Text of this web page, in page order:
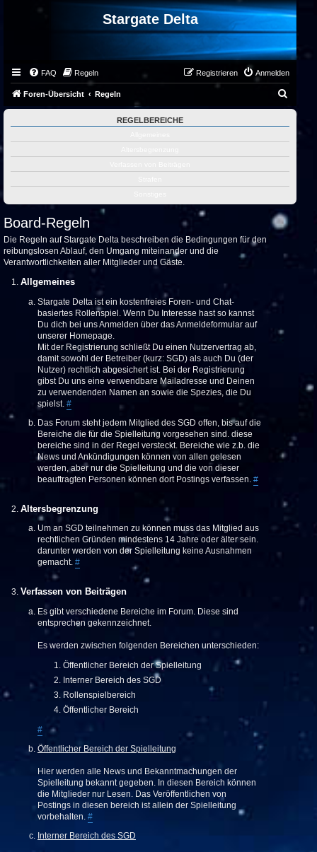
Stargate Delta
FAQ Regeln Anmelden
Registrieren
Foren-Übersicht Regeln
u
c
h
REGELBEREICHE
Board-Regeln
Die Regeln auf Stargate Delta beschreiben die Bedingungen für den
reibungslosen Ablauf, den Umgang miteinander und die
Verantwortlichkeiten aller Mitglieder und Gäste.
Allgemeines
Stargate Delta ist ein kostenfreies Foren- und Chat-
basiertes Rollenspiel. Wenn Du Interesse hast so kannst
Du dich bei uns Anmelden über das Anmeldeformular auf
unserer Homepage.
Mit der Registrierung schließt Du einen Nutzervertrag ab,
damit sowohl der Betreiber (kurz: SGD) als auch Du (der
Nutzer) rechtlich abgesichert ist. Bei der Registrierung
gibst Du uns eine verwendbare Mailadresse und Deinen
zu verwendenden Namen an sowie die Spezies, die Du
spielst. #
Das Forum steht jedem Mitglied des SGD offen, bis auf die
Bereiche die für die Spielleitung vorgesehen sind. diese
bereiche sind in der Regel versteckt. Bereiche wie z.b. die
News und Ankündigungen können von allen gelesen
werden, aber nur die Spielleitung und die von dieser
beauftragten Personen können dort Postings verfassen. #
Altersbegrenzung
Um an SGD teilnehmen zu können muss das Mitglied aus
rechtlichen Gründen mindestens 14 Jahre oder älter sein.
darunter werden von der Spielleitung keine Ausnahmen
gemacht. #
Verfassen von Beiträgen
Es gibt verschiedene Bereiche im Forum. Diese sind
entsprechen gekennzeichnet.
Es werden zwischen folgenden Bereichen unterschieden:
Öffentlicher Bereich der Spielleitung
Interner Bereich des SGD
Rollenspielbereich
Öffentlicher Bereich
#
Öffentlicher Bereich der Spielleitung
Hier werden alle News und Bekanntmachungen der
Spielleitung bekannt gegeben. In diesen Bereich können
die Mitglieder nur Lesen. Das Veröffentlichen von
Postings in diesen bereich ist allein der Spielleitung
vorbehalten. #
Interner Bereich des SGD